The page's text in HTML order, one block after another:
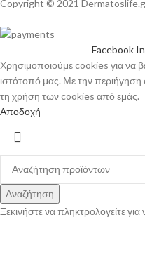
Copyright © 2021
Facebook
Χρησιμοποιούμε cookies για να
ιστότοπό μας. Με την περιήγηση
τη χρήση των cookies από εμάς.
Αποδοχή
Αναζήτηση
Ξεκινήστε να πληκτρολογείτε